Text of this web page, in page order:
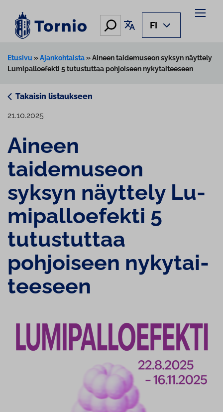
sisältöön
Hae Käännä sivu
FI
Etusivu »Ajankohtaista»Aineen taidemuseon syksyn näyttely
Lumipalloefekti 5 tutustuttaa pohjoiseen nykytaiteeseen
Takaisin listaukseen
21.10.2025
Aineen
taidemuseon
syksyn näyttely Lu­
mi­pal­loe­fek­ti 5
tutustuttaa
pohjoiseen ny­ky­tai­
tee­seen